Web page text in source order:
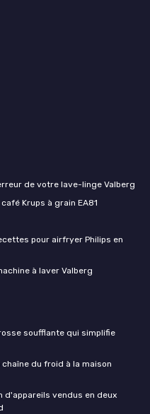
de votre lave-linge Valberg
Krups à grain EA81
pour airfryer Philips en
à laver Valberg
soufflante qui simplifie
du froid à la maison
d'appareils vendus en deux